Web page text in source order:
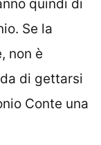
quindi di
Se la
non è
di gettarsi
Conte una